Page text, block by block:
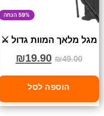
59% הנחה
מגל מלאך המוות גדול ⚔️
₪49.00
₪19.90
הוספה לסל